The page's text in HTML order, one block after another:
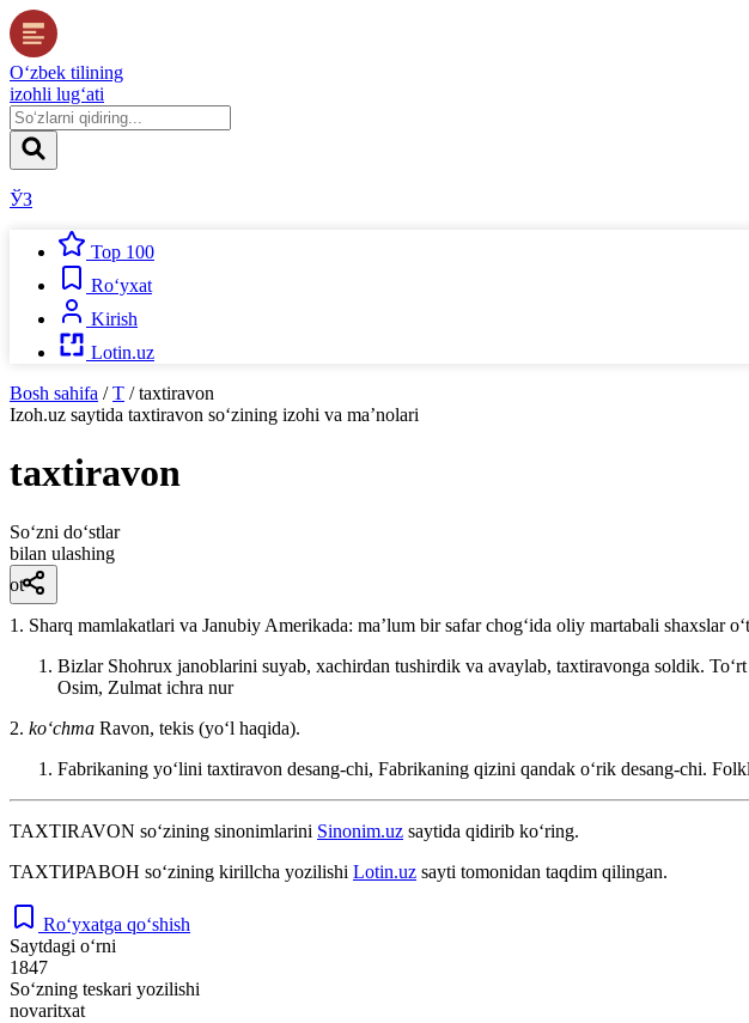
O‘zbek tilining
izohli lug‘ati
ЎЗ
Top 100
Ro‘yxat
Kirish
Lotin.uz
Bosh sahifa / T / taxtiravon
Izoh.uz saytida taxtiravon so‘zining izohi va ma’nolari
taxtiravon
So‘zni do‘stlar
bilan ulashing
ot
1. Sharq mamlakatlari va Janubiy Amerikada: maʼlum bir safar chogʻida oliy martabali shaxslar
Bizlar Shohrux janoblarini suyab, xachirdan tushirdik va avaylab, taxtiravonga soldik.
Osim, Zulmat ichra nur
2. koʻchma Ravon, tekis (yoʻl haqida).
Fabrikaning yoʻlini taxtiravon desang-chi, Fabrikaning qizini qandak oʻrik desang-chi.
TAXTIRAVON so‘zining sinonimlarini Sinonim.uz saytida qidirib ko‘ring.
ТАХТИРАВОН so‘zining kirillcha yozilishi Lotin.uz sayti tomonidan taqdim qilingan.
Ro‘yxatga qo‘shish
Saytdagi o‘rni
1847
So‘zning teskari yozilishi
novaritxat